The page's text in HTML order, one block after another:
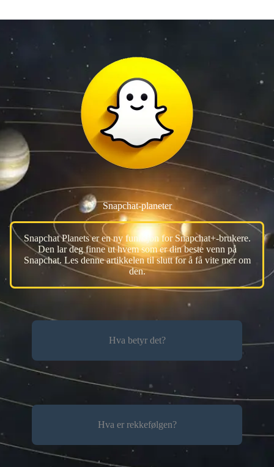
Snapchat-planeter
Snapchat Planets er en ny funksjon for Snapchat+-brukere.
Den lar deg finne ut hvem som er din beste venn på
Snapchat. Les denne artikkelen til slutt for å få vite mer om
den.
Hva betyr det?
Hva er rekkefølgen?